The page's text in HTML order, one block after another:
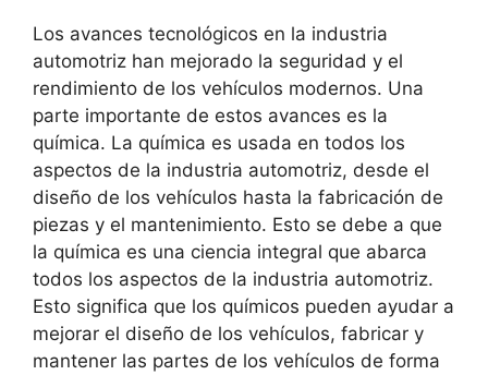
Los avances tecnológicos en la industria
automotriz han mejorado la seguridad y el
rendimiento de los vehículos modernos. Una
parte importante de estos avances es la
química. La química es usada en todos los
aspectos de la industria automotriz, desde el
diseño de los vehículos hasta la fabricación de
piezas y el mantenimiento. Esto se debe a que
la química es una ciencia integral que abarca
todos los aspectos de la industria automotriz.
Esto significa que los químicos pueden ayudar a
mejorar el diseño de los vehículos, fabricar y
mantener las partes de los vehículos de forma